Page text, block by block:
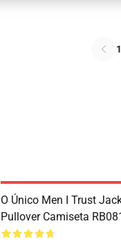
1
O Único Men I Trust
Pullover Camiseta